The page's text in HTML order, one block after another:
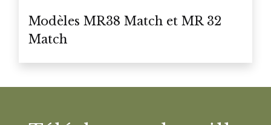
Modèles MR38 Match et MR 32
Match